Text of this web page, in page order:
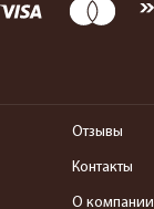
Отзывы
Контакты
О компании